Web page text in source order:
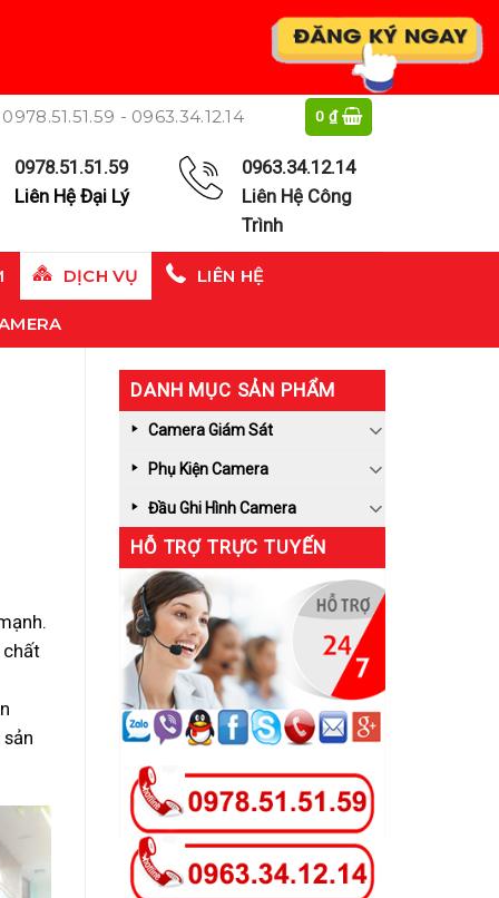
0978.51.51.59 - 0963.34.12.14 0₫
0978.51.51.59
Liên Hệ Đại Lý
0963.34.12.14
Liên Hệ Công
Trình
DỊCH VỤ LIÊN HỆ
chất
DANH MỤC SẢN PHẨM
Camera Giám Sát
Phụ Kiện Camera
Đầu Ghi Hình Camera
HỖ TRỢ TRỰC TUYẾN